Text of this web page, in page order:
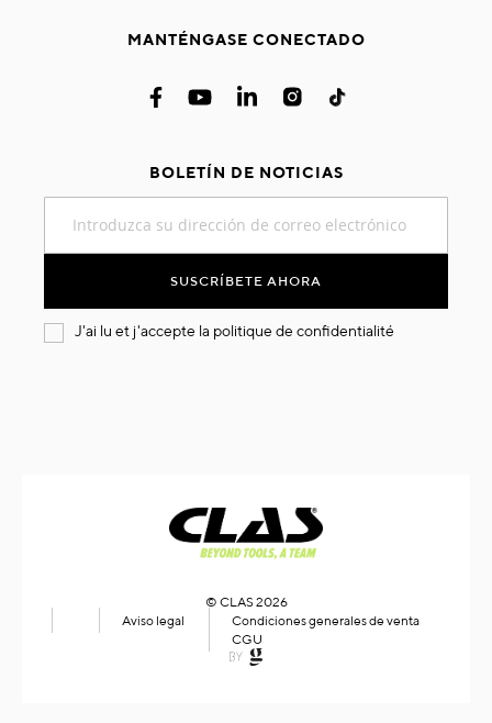
MANTÉNGASE CONECTADO
BOLETÍN DE NOTICIAS
nuestro
SUSCRÍBETE AHORA
J'ai lu et j'accepte la politique de confidentialité
© CLAS 2026
Aviso legal
Condiciones generales de venta
CGU